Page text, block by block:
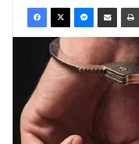
Facebook
X Messenger
Share via Email